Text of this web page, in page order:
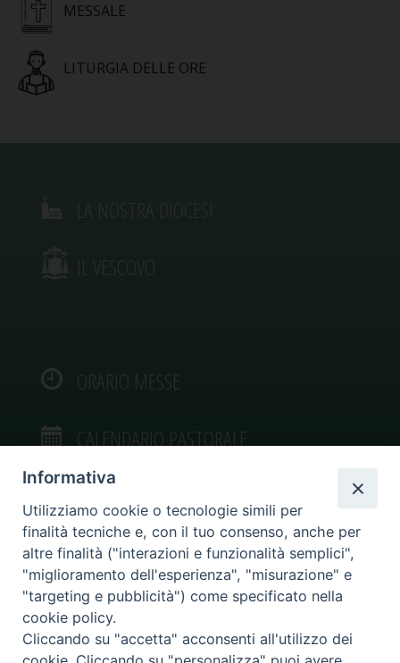
MESSALE
LITURGIA DELLE ORE
IL VESCOVO
ORARIO MESSE
CALENDARIO PASTORALE
VIDEOGALLERY
PHOTOGALLERY
Informativa
Utilizziamo cookie o tecnologie simili per
finalità tecniche e, con il tuo consenso, anche per
altre finalità ("interazioni e funzionalità semplici",
"miglioramento dell'esperienza", "misurazione" e
"targeting e pubblicità") come specificato nella
cookie policy.
Cliccando su "accetta" acconsenti all'utilizzo dei